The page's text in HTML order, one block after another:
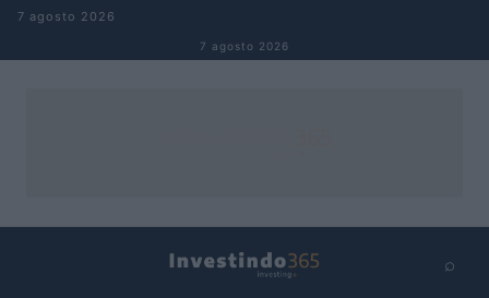
Pular para o conteúdo
7 agosto 2026
7 agosto 2026
⌕